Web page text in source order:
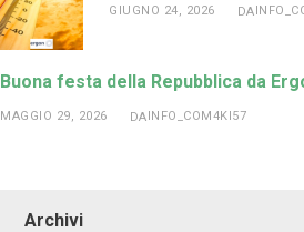
GIUGNO 24, 2026 DA
Buona festa della Repubblica da
MAGGIO 29, 2026 DAINFO_COM4KI57
Archivi